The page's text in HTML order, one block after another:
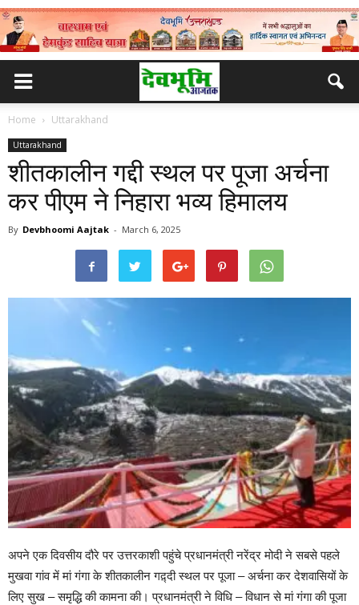
Home Uttarakhand
Uttarakhand
शीतकालीन गद्दी स्थल पर पूजा अर्चना
कर पीएम ने निहारा भव्य हिमालय
By Devbhoomi Aajtak - March 6, 2025
अपने एक दिवसीय दौरे पर उत्तरकाशी पहुंचे प्रधानमंत्री नरेंद्र मोदी ने सबसे पहले
मुखवा गांव में मां गंगा के शीतकालीन गद़्दी स्थल पर पूजा – अर्चना कर देशवासियों के
लिए सुख – समृद्धि की कामना की। प्रधानमंत्री ने विधि – विधान से मां गंगा की पूजा